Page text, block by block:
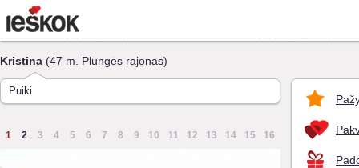
Kristina (47 m. Plungės rajonas)
Puiki
1 2 3 4 5 6 7 8 9 10 11 12 13 14 15 16